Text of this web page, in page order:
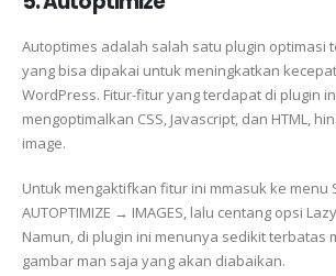
Autoptimes adalah salah satu plugin optimasi
yang bisa dipakai untuk meningkatkan
WordPress. Fitur-fitur yang terdapat di plugin
mengoptimalkan CSS, Javascript, dan HTML,
image.
Untuk mengaktifkan fitur ini mmasuk ke menu
AUTOPTIMIZE → IMAGES, lalu centang opsi
Namun, di plugin ini menunya sedikit terbatas
gambar man saja yang akan diabaikan.